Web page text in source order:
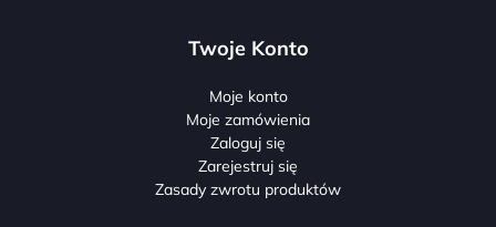
Twoje Konto
Moje konto
Moje zamówienia
Zaloguj się
Zarejestruj się
Zasady zwrotu produktów